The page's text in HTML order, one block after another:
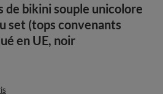
de bikini souple unicolore
set (tops convenants
en UE, noir